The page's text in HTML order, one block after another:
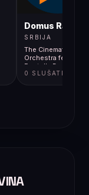
Domus Radio
SRBIJA
The Cinematic
Orchestra feat.
Fontella Bass -
Evolution
0 SLUŠATELJA